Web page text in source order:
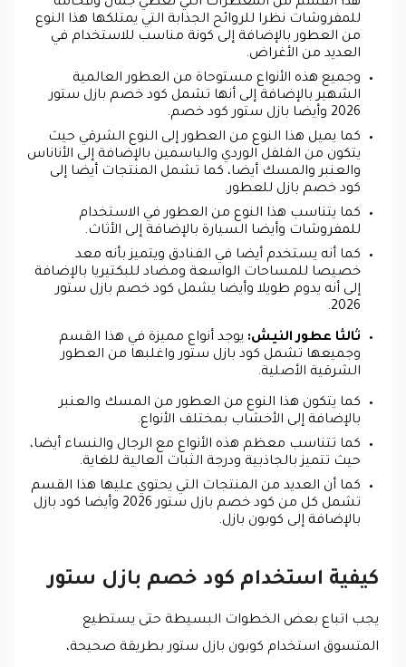
للمفروشات نظرا للروائح الجذابة التي يمتلكها هذا النوع
من العطور بالإضافة إلى كونة مناسب للاستخدام في
العديد من الأغراض.
وجميع هذه الأنواع مستوحاة من العطور العالمية
الشهير بالإضافة إلى أنها تشمل كود خصم بازل ستور
2026 وأيضا بازل ستور كود خصم.
كما يميل هذا النوع من العطور إلى النوع الشرقي حيث
يتكون من الفلفل الوردي والياسمين بالإضافة إلى الأناناس
والعنبر والمسك أيضا، كما تشمل المنتجات أيضا إلى
كود خصم بازل للعطور.
كما يتناسب هذا النوع من العطور في الاستخدام
للمفروشات وأيضا السيارة بالإضافة إلى الأثاث.
كما أنه يستخدم أيضا في الفنادق ويتميز بأنه معد
خصيصا للمساحات الواسعة ومضاد للبكتيريا بالإضافة
إلى أنه يدوم طويلا وأيضا يشمل كود خصم بازل ستور
2026.
ثالثا عطور النيش: يوجد أنواع مميزة في هذا القسم
وجميعها تشمل كود بازل ستور واغلبها من العطور
الشرقية الأصلية.
كما يتكون هذا النوع من العطور من المسك والعنبر
بالإضافة إلى الأخشاب بمختلف الأنواع.
كما تتناسب معظم هذه الأنواع مع الرجال والنساء أيضا،
حيث تتميز بالجاذبية ودرجة الثبات العالية للغاية.
كما أن العديد من المنتجات التي يحتوي عليها هذا القسم
تشمل كل من كود خصم بازل ستور 2026 وأيضا كود بازل
بالإضافة إلى كوبون بازل.
كيفية استخدام كود خصم بازل ستور
يجب اتباع بعض الخطوات البسيطة حتى يستطيع
المتسوق استخدام كوبون بازل ستور بطريقة صحيحة،